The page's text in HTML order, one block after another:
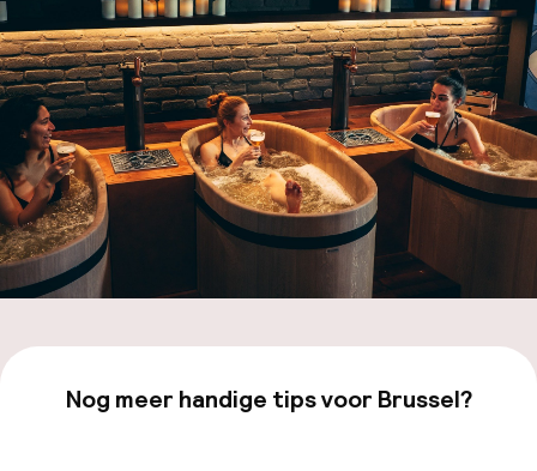
Nog meer handige tips voor Brussel?